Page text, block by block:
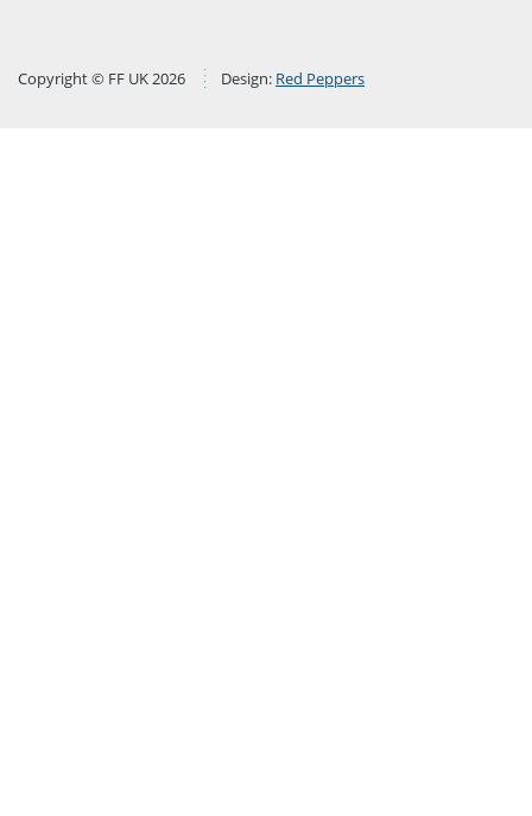
Copyright © FF UK 2026 Design: Red Peppers